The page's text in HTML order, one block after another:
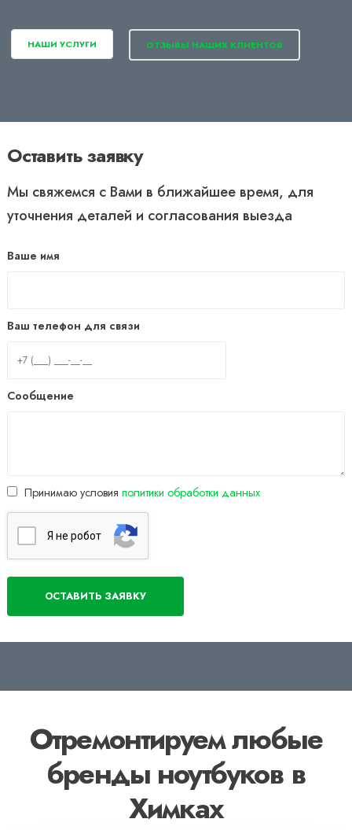
НАШИ УСЛУГИ ОТЗЫВЫ НАШИХ КЛИЕНТОВ
Оставить заявку
Мы свяжемся с Вами в ближайшее время, для
уточнения деталей и согласования выезда
Ваше имя
Ваш телефон для связи
Сообщение
Принимаю условия политики обработки данных
Я нe poбoт
Отремонтируем любые
бренды ноутбуков в
Химках